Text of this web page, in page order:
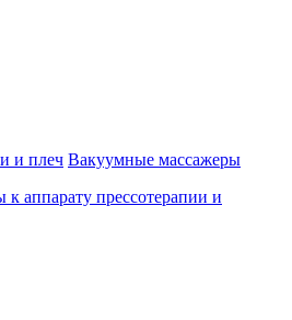
и плеч Вакуумные массажеры
к аппарату прессотерапии и